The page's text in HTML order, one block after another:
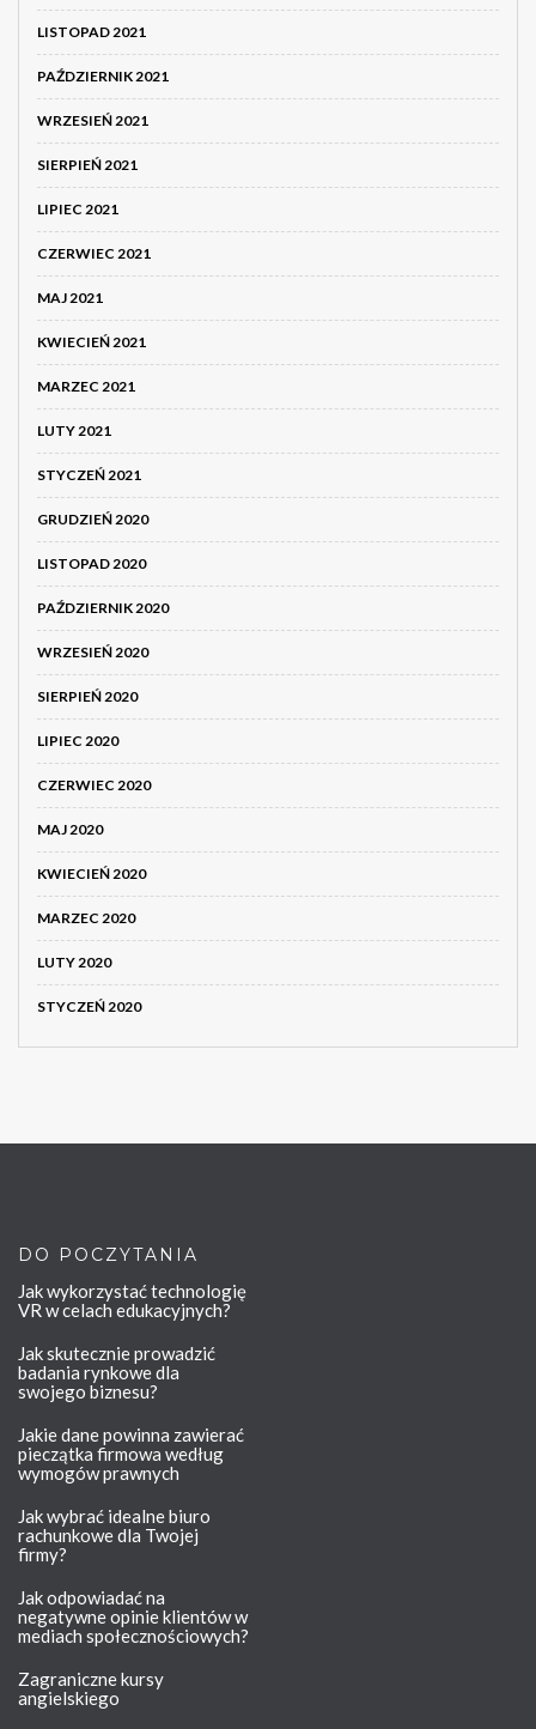
LISTOPAD 2021
PAŹDZIERNIK 2021
WRZESIEŃ 2021
SIERPIEŃ 2021
LIPIEC 2021
CZERWIEC 2021
MAJ 2021
KWIECIEŃ 2021
MARZEC 2021
LUTY 2021
STYCZEŃ 2021
GRUDZIEŃ 2020
LISTOPAD 2020
PAŹDZIERNIK 2020
WRZESIEŃ 2020
SIERPIEŃ 2020
LIPIEC 2020
CZERWIEC 2020
MAJ 2020
KWIECIEŃ 2020
MARZEC 2020
LUTY 2020
STYCZEŃ 2020
DO POCZYTANIA
Jak wykorzystać technologię
VR w celach edukacyjnych?
Jak skutecznie prowadzić
badania rynkowe dla
swojego biznesu?
Jakie dane powinna zawierać
pieczątka firmowa według
wymogów prawnych
Jak wybrać idealne biuro
rachunkowe dla Twojej
firmy?
Jak odpowiadać na
negatywne opinie klientów w
mediach społecznościowych?
Zagraniczne kursy
angielskiego